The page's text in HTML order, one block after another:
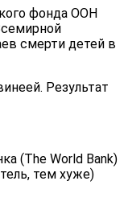
фонда ООН
смерти детей в
Результат
(The World Bank)
тем хуже)